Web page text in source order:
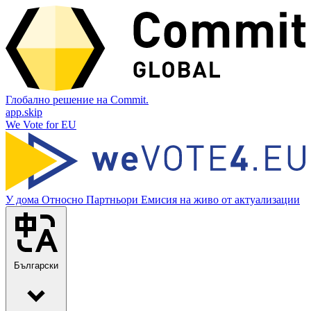
Глобално решение на Commit.
app.skip
We Vote for EU
У дома Относно Партньори Емисия на живо от актуализации
Български